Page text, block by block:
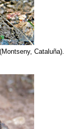
(Montseny, Cataluña).